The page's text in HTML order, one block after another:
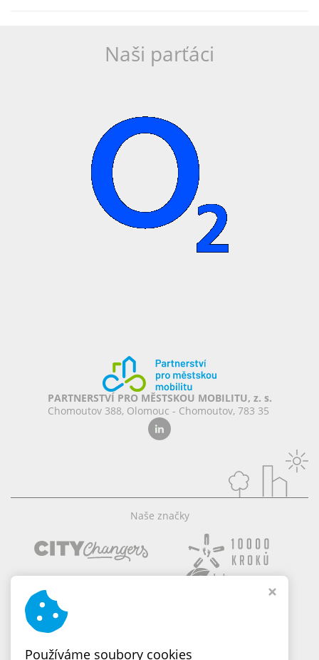
Naši parťáci
PARTNERSTVÍ PRO MĚSTSKOU MOBILITU, z. s.
Chomoutov 388, Olomouc - Chomoutov, 783 35
Naše značky
Používáme soubory cookies